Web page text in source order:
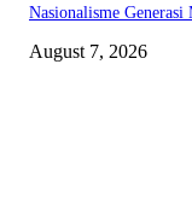
Nasionalisme Generasi
August 7, 2026